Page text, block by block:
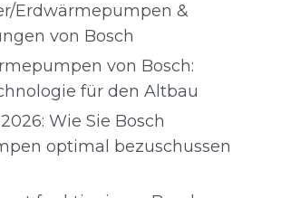
Erdwärmepumpen &
von Bosch
von Bosch:
für den Altbau
Wie Sie Bosch
optimal bezuschussen